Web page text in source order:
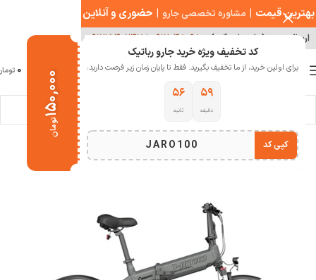
کد تخفیف ویژه خرید جارو رباتیک
برای اولین خرید، از ما تخفیف بگیرید. فقط تا پایان زمان زیر فرصت دارید:
۵۹
دقیقه
۵۵
ثانیه
JARO100 کپی کد
۱۵۰,۰۰۰
تومان
منو 0
خانه
اتمام موجودی
بهترین قیمت | مشاوره تخصصی جارو | حضوری و آنلاین
ارسال سریع ( با هماهنگی ) ۰۹۱۲۰۴۸۰۹۸۰ | ۰۹۱۲۱۵۴۰۲۴۷